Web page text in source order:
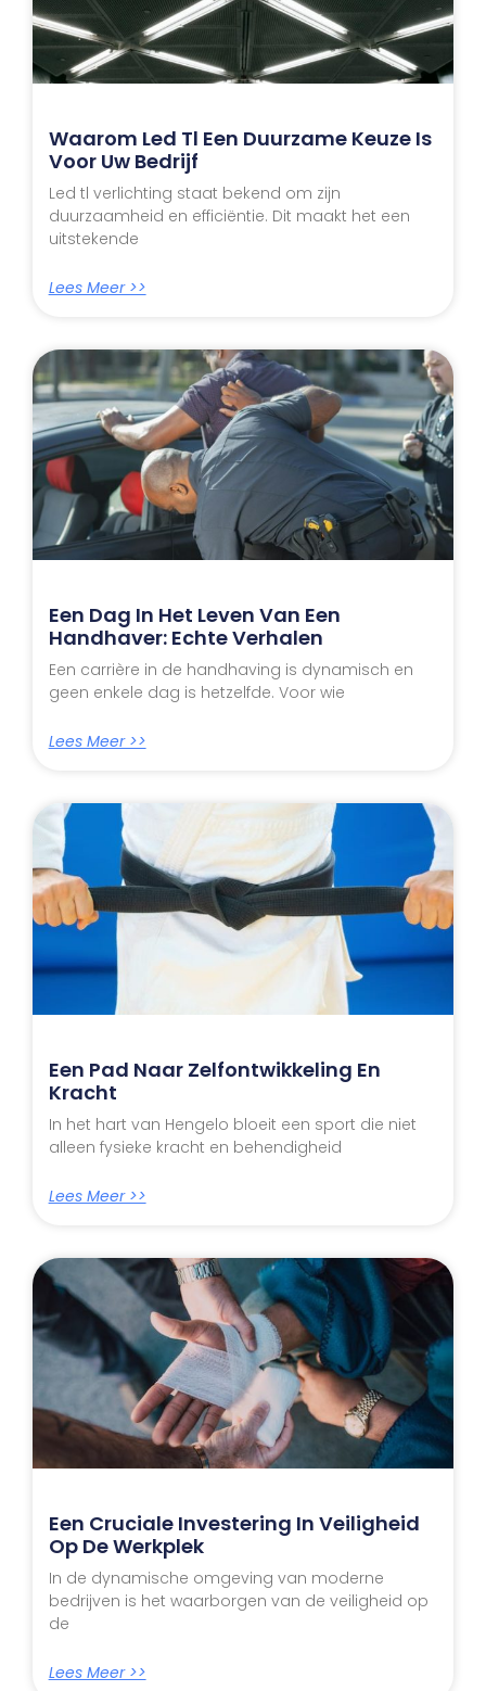
Waarom Led Tl Een Duurzame Keuze Is
Voor Uw Bedrijf
Led tl verlichting staat bekend om zijn
duurzaamheid en efficiëntie. Dit maakt het een
uitstekende
Lees Meer >>
Een Dag In Het Leven Van Een
Handhaver: Echte Verhalen
Een carrière in de handhaving is dynamisch en
geen enkele dag is hetzelfde. Voor wie
Lees Meer >>
Een Pad Naar Zelfontwikkeling En
Kracht
In het hart van Hengelo bloeit een sport die niet
alleen fysieke kracht en behendigheid
Lees Meer >>
Een Cruciale Investering In Veiligheid
Op De Werkplek
In de dynamische omgeving van moderne
bedrijven is het waarborgen van de veiligheid op
de
Lees Meer >>